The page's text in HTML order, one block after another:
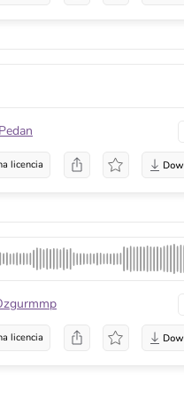
licencia
licencia